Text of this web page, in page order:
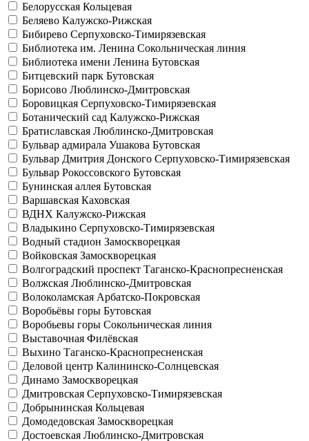
Белорусская Кольцевая
Беляево Калужско-Рижская
Бибирево Серпуховско-Тимирязевская
Библиотека им. Ленина Сокольническая линия
Библиотека имени Ленина Бутовская
Битцевский парк Бутовская
Борисово Люблинско-Дмитровская
Боровицкая Серпуховско-Тимирязевская
Ботанический сад Калужско-Рижская
Братиславская Люблинско-Дмитровская
Бульвар адмирала Ушакова Бутовская
Бульвар Дмитрия Донского Серпуховско-Тимирязевская
Бульвар Рокоссовского Бутовская
Бунинская аллея Бутовская
Варшавская Каховская
ВДНХ Калужско-Рижская
Владыкино Серпуховско-Тимирязевская
Водный стадион Замоскворецкая
Войковская Замоскворецкая
Волгоградский проспект Таганско-Краснопресненская
Волжская Люблинско-Дмитровская
Волоколамская Арбатско-Покровская
Воробьёвы горы Бутовская
Воробьевы горы Сокольническая линия
Выставочная Филёвская
Выхино Таганско-Краснопресненская
Деловой центр Калининско-Солнцевская
Динамо Замоскворецкая
Дмитровская Серпуховско-Тимирязевская
Добрынинская Кольцевая
Домодедовская Замоскворецкая
Достоевская Люблинско-Дмитровская